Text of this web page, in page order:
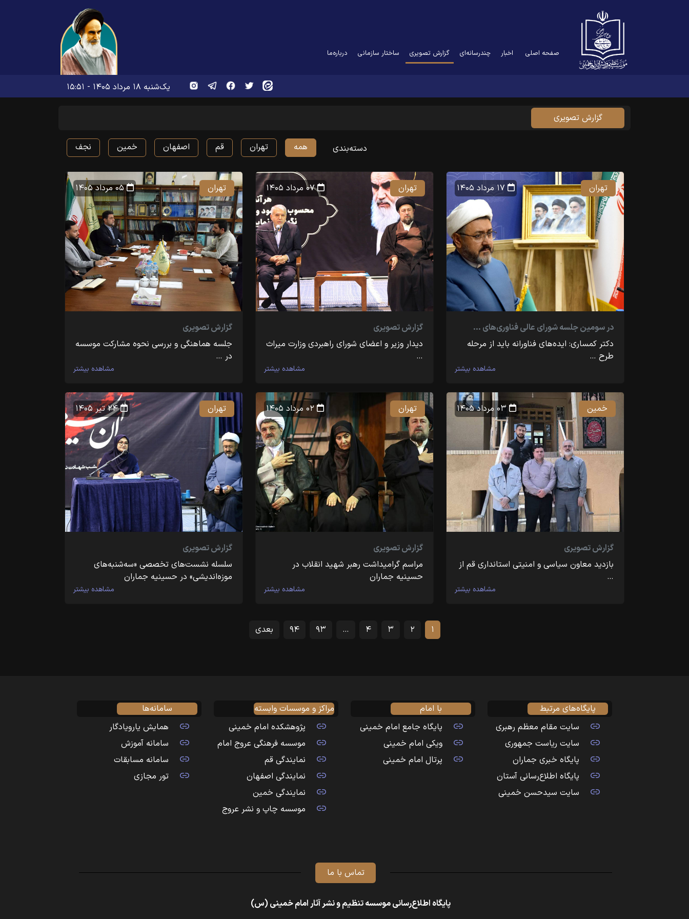
صفحه اصلی اخبار چندرسانه‌ای گزارش تصویری
(current) ساختار سازمانی درباره‌ما
یک‌شنبه ۱۸ مرداد ۱۴۰۵ - ۱۵:۵۱
گزارش تصویری
دسته‌بندی همه تهران قم اصفهان خمین نجف
در سومین جلسه شورای عالی فناوری‌های …
دکتر کمساری: ایده‌های فناورانه باید از مرحله
طرح …
مشاهده بیشتر
تهران
گزارش تصویری
دیدار وزیر و اعضای شورای راهبردی وزارت‌ میراث
…
مشاهده بیشتر
۰۷ مرداد ۱۴۰۵ تهران
گزارش تصویری
جلسه هماهنگی و بررسی نحوه مشارکت موسسه
در …
مشاهده بیشتر
۰۵ مرداد ۱۴۰۵ تهران
گزارش تصویری
بازدید معاون سیاسی و امنیتی استانداری قم از
…
مشاهده بیشتر
۰۳ مرداد ۱۴۰۵ خمین
گزارش تصویری
مراسم گرامیداشت رهبر شهید انقلاب در
حسینیه جماران
مشاهده بیشتر
۰۲ مرداد ۱۴۰۵ تهران
گزارش تصویری
سلسله نشست‌های تخصصی «سه‌شنبه‌های
موزه‌اندیشی» در حسینیه جماران
مشاهده بیشتر
۲۴ تیر ۱۴۰۵ تهران
۱ ۲ ۳ ۴ … ۹۳ ۹۴ بعدی
پایگاه‌های مرتبط
سایت مقام معظم رهبری
سایت ریاست جمهوری
پایگاه خبری جماران
پایگاه اطلاع‌رسانی آستان
سایت سیدحسن خمینی
با امام
پایگاه جامع امام خمینی
ویکی امام خمینی
پرتال امام خمینی
مراکز و موسسات وابسته
پژوهشکده امام خمینی
موسسه فرهنگی عروج امام
نمایندگی قم
نمایندگی اصفهان
نمایندگی خمین
موسسه چاپ و نشر عروج
سامانه‌ها
همایش یارویادگار
سامانه آموزش
سامانه مسابقات
تور مجازی
تماس با ما
پایگاه اطلاع‌رسانی موسسه تنظیم و نشر آثار امام خمینی (س)